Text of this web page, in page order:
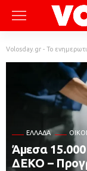
Volosday.gr - Το
ΕΛΛΆΔΑ
Άμεσα
ΔΕΚΟ –